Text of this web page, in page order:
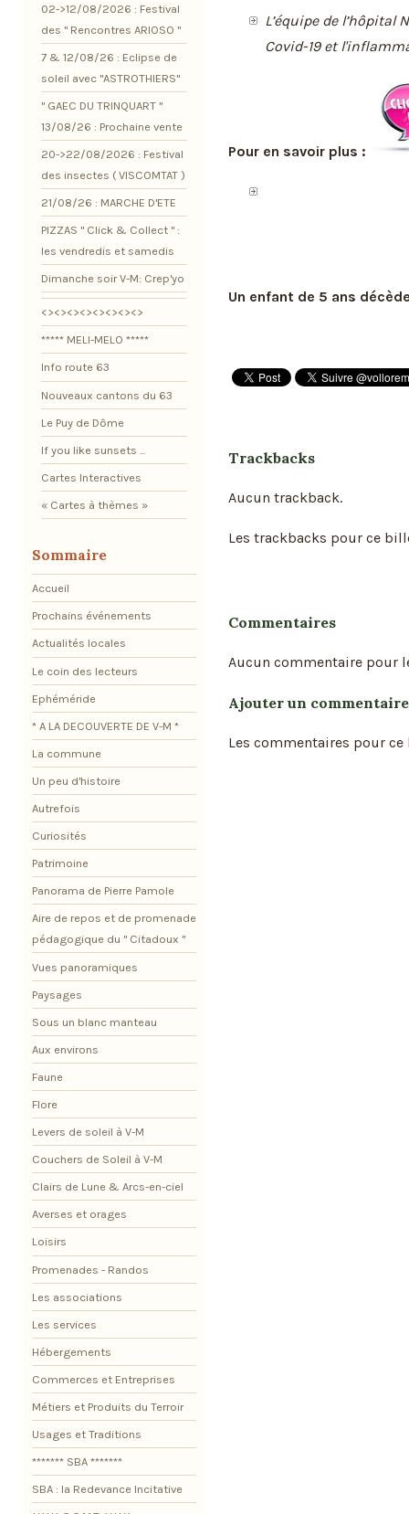
L’équipe de
Covid-19 et
Pour en savoir plus :
Un enfant de 5 ans
Trackbacks
Aucun trackback.
Les trackbacks pour ce
Commentaires
Aucun commentaire pour
Ajouter un commentaire
Les commentaires pour
02->12/08/2026 : Festival
des " Rencontres ARIOSO "
7 & 12/08/26 : Eclipse de
soleil avec "ASTROTHIERS"
" GAEC DU TRINQUART "
13/08/26 : Prochaine vente
20->22/08/2026 : Festival
des insectes ( VISCOMTAT )
21/08/26 : MARCHE D'ETE
PIZZAS " Click & Collect " :
les vendredis et samedis
Dimanche soir V-M: Crep'yo
<><><><><><><><>
***** MELI-MELO *****
Info route 63
Nouveaux cantons du 63
Le Puy de Dôme
If you like sunsets ...
Cartes Interactives
« Cartes à thèmes »
Sommaire
Accueil
Prochains événements
Actualités locales
Le coin des lecteurs
Ephéméride
* A LA DECOUVERTE DE V-M *
La commune
Un peu d'histoire
Autrefois
Curiosités
Patrimoine
Panorama de Pierre Pamole
Aire de repos et de promenade
pédagogique du " Citadoux "
Vues panoramiques
Paysages
Sous un blanc manteau
Aux environs
Faune
Flore
Levers de soleil à V-M
Couchers de Soleil à V-M
Clairs de Lune & Arcs-en-ciel
Averses et orages
Loisirs
Promenades - Randos
Les associations
Les services
Hébergements
Commerces et Entreprises
Métiers et Produits du Terroir
Usages et Traditions
******* SBA *******
SBA : la Redevance Incitative